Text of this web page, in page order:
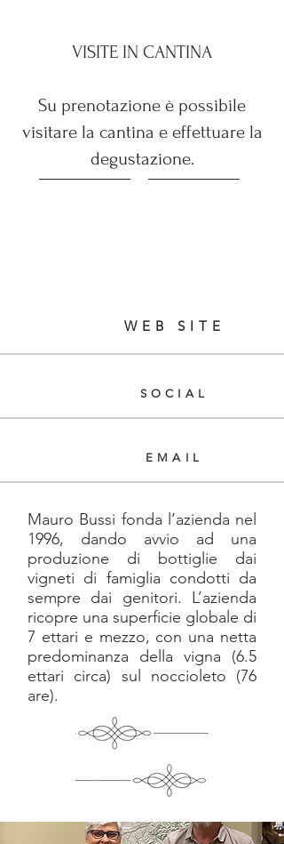
VISITE IN CANTINA
Su prenotazione è possibile
visitare la cantina e effettuare la
degustazione.
WEB SITE
SOCIAL
EMAIL
Mauro Bussi fonda l’azienda nel
1996, dando avvio ad una
produzione di bottiglie dai
vigneti di famiglia condotti da
sempre dai genitori. L’azienda
ricopre una superficie globale di
7 ettari e mezzo, con una netta
predominanza della vigna (6.5
ettari circa) sul noccioleto (76
are).